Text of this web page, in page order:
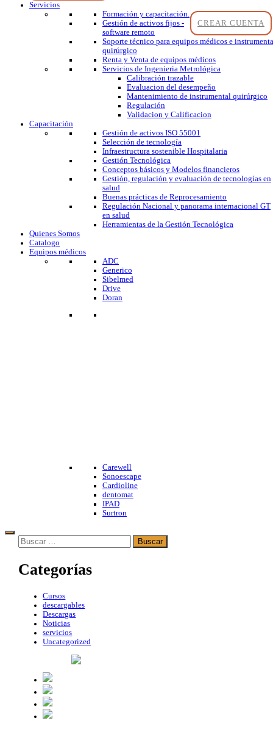
CREAR CUENTA
Servicios
Formación y capacitación.
Gestión de activos fijos -
software remoto
Soporte técnico para equipos médicos e
quirúrgico
Renta y Venta de equipos médicos
Servicios de Ingenieria Metrológica
Calibración trazable
Evaluacion del desempeño
Mantenimiento de instrumental quirúrgico
Regulación
Validacion y Calificacion
Capacitación
Gestión de activos ISO 55001
Selección de tecnología
Infraestructura sostenible Hospitalaria
Gestión Tecnológica
Conceptos básicos y Modelos financieros
Gestión, regulación y evaluación de tecnologías en
salud
Buenas prácticas de Reprocesamiento
Regulación Nacional y panorama internacional GT
en salud
Herramientas de la Gestión Tecnológica
Quienes Somos
Catalogo
Equipos médicos
ADC
Generico
Sibelmed
Drive
Doran
Carewell
Sonoescape
Cardioline
dentomat
IPAD
Surtron
Buscar:
Categorías
Cursos
descargables
Descargas
Noticias
servicios
Uncategorized